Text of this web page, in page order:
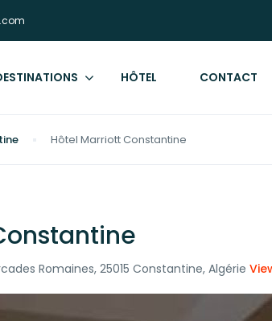
HÔTEL CONTACT
Hôtel Marriott Constantine
Romaines, 25015 Constantine, Algérie